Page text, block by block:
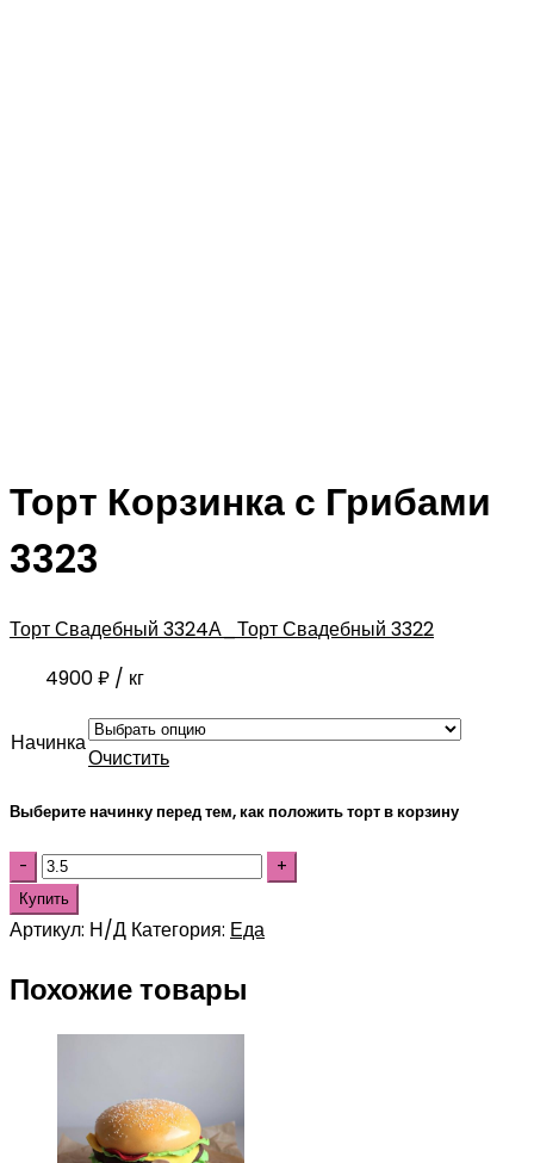
Торт Корзинка с Грибами
3323
Торт Свадебный 3324А_Торт Свадебный 3322
4900₽ / кг
Начинка
Очистить
Выберите начинку перед тем, как положить торт в корзину
Купить
Артикул: Н/Д Категория: Еда
Похожие товары